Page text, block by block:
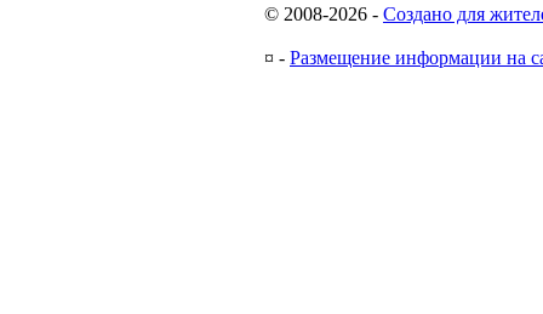
© 2008-2026 - Создано для
¤ - Размещение информации на